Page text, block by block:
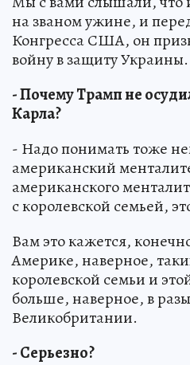
на званом ужине, и
Конгресса США, он
войну в защиту Украины.
- Почему Трамп не
Карла?
- Надо понимать тоже
американский
американского
с королевской семьей,
Вам это кажется,
Америке, наверное,
королевской семьи и
больше, наверное, в
Великобритании.
- Серьезно?